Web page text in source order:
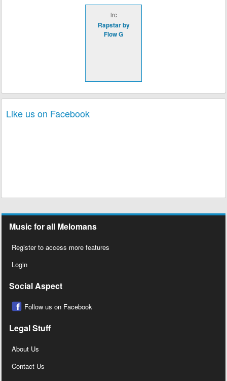
lrc
Rapstar by
Flow G
Like us on Facebook
Music for all Melomans
Register to access more features
Login
Social Aspect
Follow us on Facebook
Legal Stuff
About Us
Contact Us